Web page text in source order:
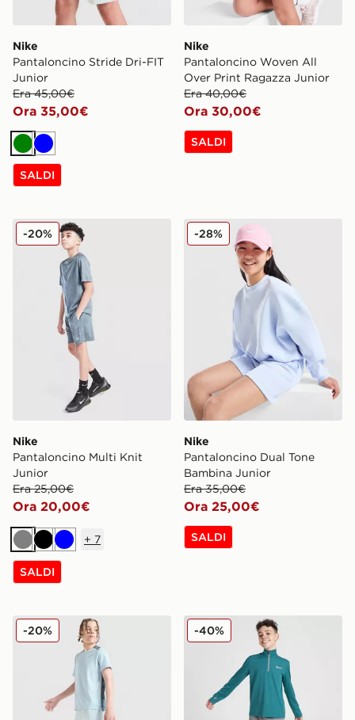
Nike
Pantaloncino Stride Dri-FIT
Junior
Era 45,00€
Ora 35,00€
Verde
Blu
SALDI
Nike
Pantaloncino Woven All
Over Print Ragazza Junior
Era 40,00€
Ora 30,00€
SALDI
Nike Pantaloncino Multi Knit Junior
Nike
Pantaloncino Multi Knit
Junior
Era 25,00€
Ora 20,00€
-20%
Grigio
Nero
Blu
+ 7
SALDI
Nike Pantaloncino Dual
Nike
Pantaloncino Dual Tone
Bambina Junior
Era 35,00€
Ora 25,00€
-28%
SALDI
Nike Pantaloncino Multi Knit Junior
-20% Nike Pantaloncino
-40%